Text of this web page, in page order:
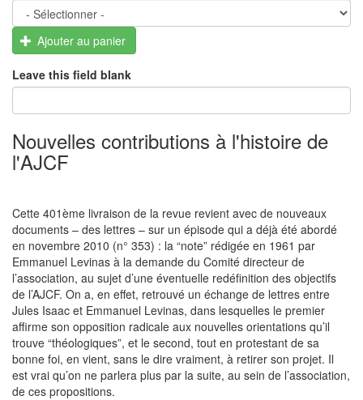
Ajouter au panier
Leave this field blank
Nouvelles contributions à l'histoire de
l'AJCF
Cette 401ème livraison de la revue revient avec de nouveaux
documents – des lettres – sur un épisode qui a déjà été abordé
en novembre 2010 (n° 353) : la “note” rédigée en 1961 par
Emmanuel Levinas à la demande du Comité directeur de
l’association, au sujet d’une éventuelle redéfinition des objectifs
de l’AJCF. On a, en effet, retrouvé un échange de lettres entre
Jules Isaac et Emmanuel Levinas, dans lesquelles le premier
affirme son opposition radicale aux nouvelles orientations qu’il
trouve “théologiques”, et le second, tout en protestant de sa
bonne foi, en vient, sans le dire vraiment, à retirer son projet. Il
est vrai qu’on ne parlera plus par la suite, au sein de l’association,
de ces propositions.